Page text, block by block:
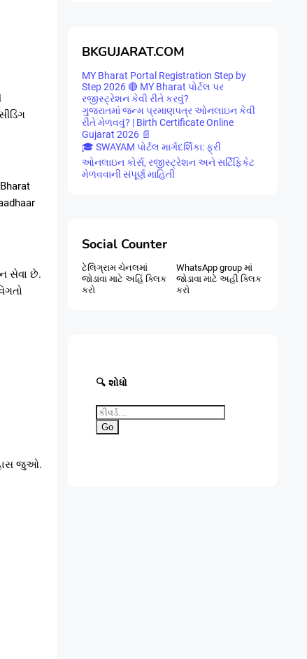
સેવા છે.
જુઓ.
BKGUJARAT.COM
MY Bharat Portal Registration Step by
Step 2026 🔴 MY Bharat પોર્ટલ પર
રજીસ્ટ્રેશન કેવી રીતે કરવું?
ગુજરાતમાં જન્મ પ્રમાણપત્ર ઓનલાઇન કેવી
રીતે મેળવવું? | Birth Certificate Online
Gujarat 2026 📄
🎓 SWAYAM પોર્ટલ માર્ગદર્શિકા: ફ્રી
ઓનલાઇન કોર્સ, રજીસ્ટ્રેશન અને સર્ટિફિકેટ
મેળવવાની સંપૂર્ણ માહિતી
Social Counter
ટેલિગ્રામ ચેનલમાં
જોડાવા માટે અહિં ક્લિક
કરો
WhatsApp group માં
જોડાવા માટે અહી ક્લિક
કરો
🔍 શોધો
Go